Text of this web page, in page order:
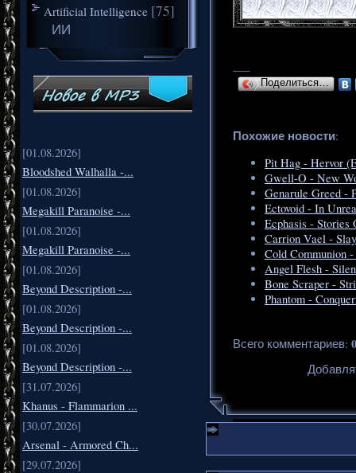
Artificial Intelligence [75]
ИИ
[01.08.2026]
Bloodshed Walhalla -...
[01.08.2026]
Megakill Paranoise -...
[01.08.2026]
Megakill Paranoise -...
[01.08.2026]
Beyond Description -...
[01.08.2026]
Beyond Description -...
[01.08.2026]
Beyond Description -...
[31.07.2026]
Khanus - Flammarion ...
[30.07.2026]
Arsenal - Armored Ch...
[29.07.2026]
Поделиться…
Похожие новости:
Pit Hag - Hervor
Gwell-O - New
Genarule Greed -
Ectovoid - In
Ecphasis - Stories
Carrion Vael -
Cold Communion
Angel Flesh -
Bone Scraper -
Phantom -
Всего комментариев: 0